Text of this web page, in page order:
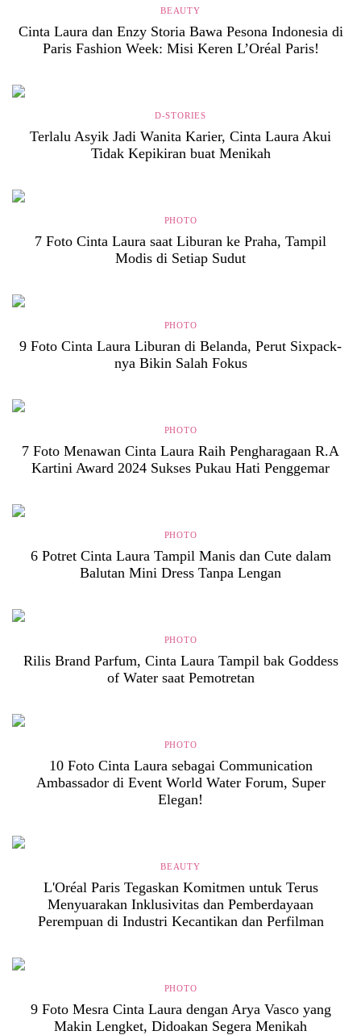
BEAUTY
Cinta Laura dan Enzy Storia Bawa Pesona Indonesia di
Paris Fashion Week: Misi Keren L’Oréal Paris!
D-STORIES
Terlalu Asyik Jadi Wanita Karier, Cinta Laura Akui
Tidak Kepikiran buat Menikah
PHOTO
7 Foto Cinta Laura saat Liburan ke Praha, Tampil
Modis di Setiap Sudut
PHOTO
9 Foto Cinta Laura Liburan di Belanda, Perut Sixpack-
nya Bikin Salah Fokus
PHOTO
7 Foto Menawan Cinta Laura Raih Pengharagaan R.A
Kartini Award 2024 Sukses Pukau Hati Penggemar
PHOTO
6 Potret Cinta Laura Tampil Manis dan Cute dalam
Balutan Mini Dress Tanpa Lengan
PHOTO
Rilis Brand Parfum, Cinta Laura Tampil bak Goddess
of Water saat Pemotretan
PHOTO
10 Foto Cinta Laura sebagai Communication
Ambassador di Event World Water Forum, Super
Elegan!
BEAUTY
L'Oréal Paris Tegaskan Komitmen untuk Terus
Menyuarakan Inklusivitas dan Pemberdayaan
Perempuan di Industri Kecantikan dan Perfilman
PHOTO
9 Foto Mesra Cinta Laura dengan Arya Vasco yang
Makin Lengket, Didoakan Segera Menikah